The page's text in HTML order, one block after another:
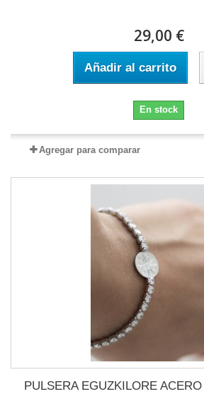
29,00 €
Añadir al carrito
En stock
Agregar para comparar
PULSERA EGUZKILORE